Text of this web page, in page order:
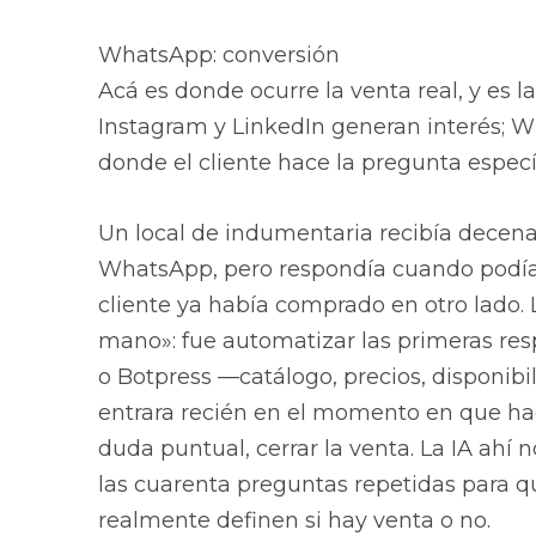
WhatsApp: conversión
Acá es donde ocurre la venta real, y es
Instagram y LinkedIn generan interés;
donde el cliente hace la pregunta
Un local de indumentaria recibía
WhatsApp, pero respondía cuando
cliente ya había comprado en otro lado.
mano»: fue automatizar las primeras
o Botpress —catálogo, precios,
entrara recién en el momento en que
duda puntual, cerrar la venta. La IA ahí
las cuarenta preguntas repetidas para
realmente definen si hay venta o no.